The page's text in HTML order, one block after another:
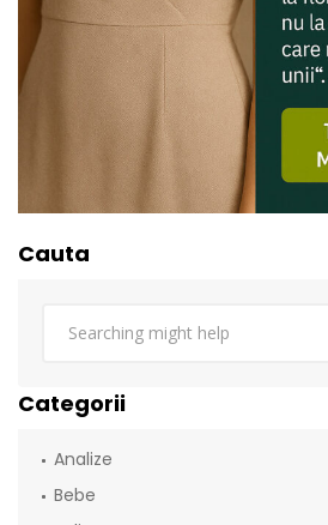
Cauta
Categorii
Analize
Bebe